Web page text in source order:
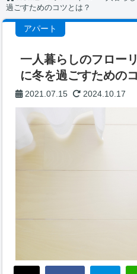
過ごすためのコツとは？
アパート
一人暮らしのフロー
に冬を過ごすための
2021.07.15 2024.10.17